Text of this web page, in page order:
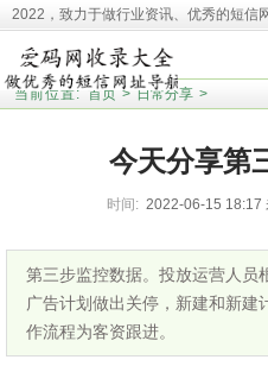
2022，致力于做行业资讯、优秀的短信
本站收录相关网址皆来源于网络，欢迎
理！并且提醒大家！
当前位置:
首页 > 日常分享 >
今天分享第
时间: 2022-06-15 18:17
第三步监控数据。投放运营人员
广告计划做出关停，新建和新建
作流程为客资跟进。